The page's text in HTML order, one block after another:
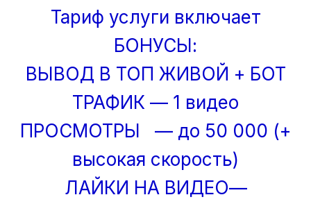
Тариф услуги включает
БОНУСЫ:
ВЫВОД В ТОП ЖИВОЙ + БОТ
ТРАФИК — 1 видео
ПРОСМОТРЫ — до 50 000 (+
высокая скорость)
ЛАЙКИ НА ВИДЕО—